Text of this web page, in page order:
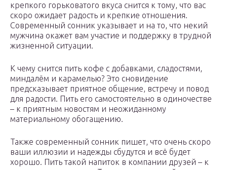
крепкого горьковатого вкуса снится к тому, что вас
скоро ожидает радость и крепкие отношения.
Современный сонник указывает и на то, что некий
мужчина окажет вам участие и поддержку в трудной
жизненной ситуации.
К чему снится пить кофе с добавками, сладостями,
миндалём и карамелью? Это сновидение
предсказывает приятное общение, встречу и повод
для радости. Пить его самостоятельно в одиночестве
– к приятным новостям и неожиданному
материальному обогащению.
Также современный сонник пишет, что очень скоро
ваши иллюзии и надежды сбудутся и всё будет
хорошо. Пить такой напиток в компании друзей – к